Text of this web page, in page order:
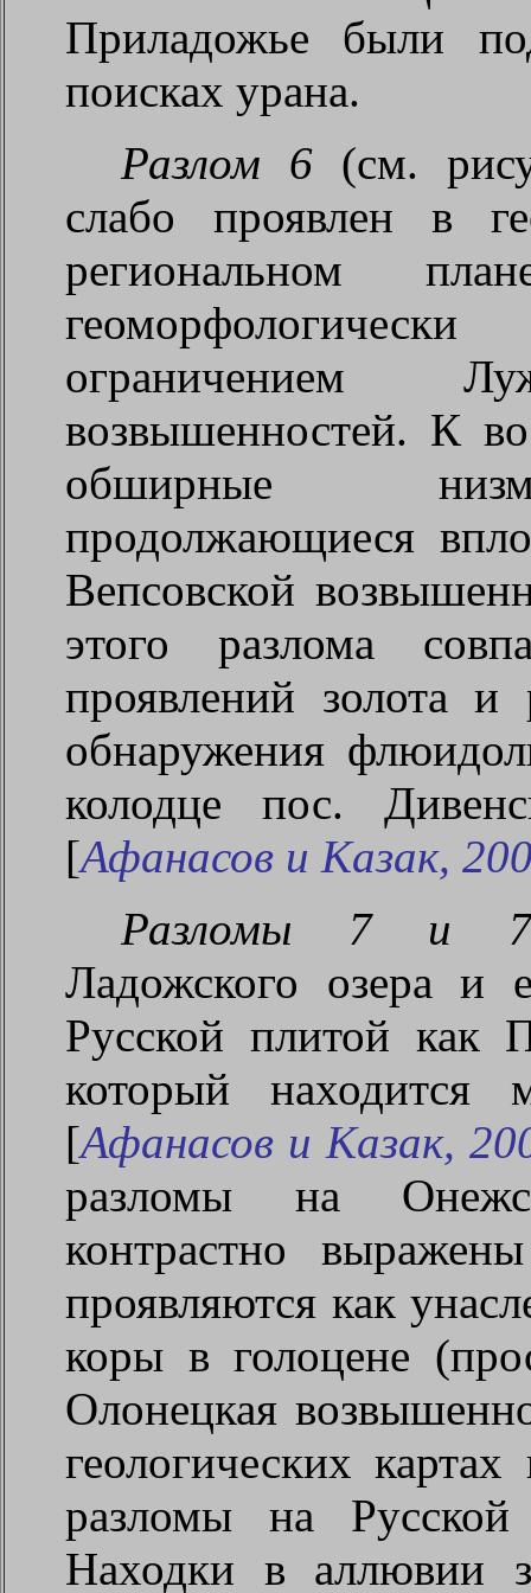
Приладожье были
поисках урана.
Разлом 6 (см.
слабо проявлен в
региональном
ограничением
возвышенностей. К
обширные
продолжающиеся
Вепсовской
этого разлома
проявлений золота
обнаружения
колодце пос.
[Афанасов и Казак,
Разломы 7 и
Ладожского озера и
Русской плитой как
который
[Афанасов и Казак,
разломы на
контрастно
проявляются как
коры в голоцене
Олонецкая
геологических
разломы на
Находки в аллювии